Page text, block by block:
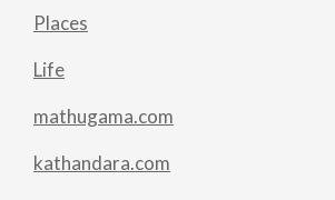
Places
Life
mathugama.com
kathandara.com